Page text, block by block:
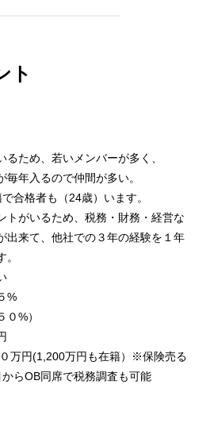
ト
るため、若いメンバーが多く、
年入るので仲間が多い。
合格者も（24歳）います。
トがいるため、税務・財務・経営な
出来て、他社での３年の経験を１年
%
０%）
万円(1,200万円も在籍）※保険売る
らOB同席で税務調査も可能